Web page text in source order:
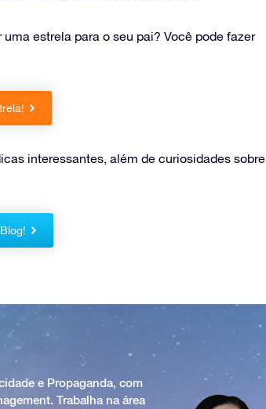
estrela para o seu pai? Você pode fazer
interessantes, além de curiosidades sobre
e Propaganda, com
Trabalha na área